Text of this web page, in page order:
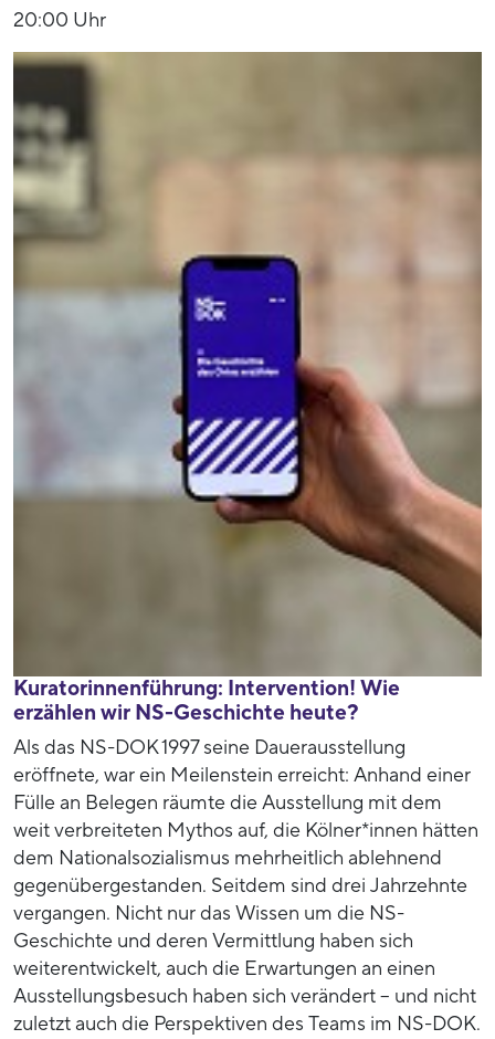
20:00 Uhr
Kuratorinnenführung: Intervention! Wie
erzählen wir NS-Geschichte heute?
Als das NS-DOK 1997 seine Dauerausstellung
eröffnete, war ein Meilenstein erreicht: Anhand einer
Fülle an Belegen räumte die Ausstellung mit dem
weit verbreiteten Mythos auf, die Kölner*innen hätten
dem Nationalsozialismus mehrheitlich ablehnend
gegenübergestanden. Seitdem sind drei Jahrzehnte
vergangen. Nicht nur das Wissen um die NS-
Geschichte und deren Vermittlung haben sich
weiterentwickelt, auch die Erwartungen an einen
Ausstellungsbesuch haben sich verändert – und nicht
zuletzt auch die Perspektiven des Teams im NS-DOK.